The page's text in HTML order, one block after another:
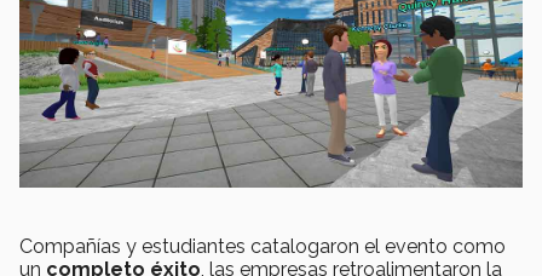
Compañías y estudiantes catalogaron el evento como
un completo éxito, las empresas retroalimentaron la